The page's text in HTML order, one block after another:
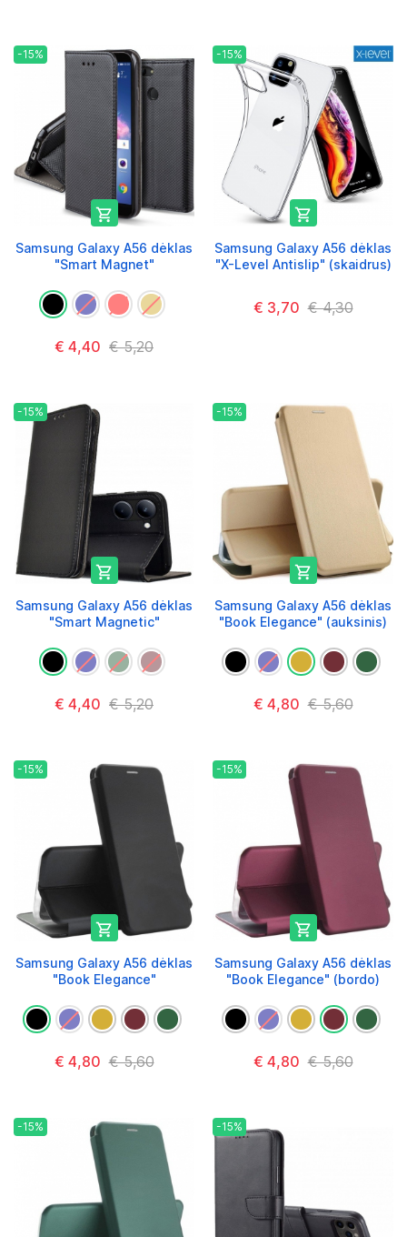
-15%

Samsung Galaxy A56 dėklas
"Smart Magnet"
€ 4,40 € 5,20
-15%

Samsung Galaxy A56 dėklas
"X-Level Antislip" (skaidrus)
€ 3,70 € 4,30
-15%

Samsung Galaxy A56 dėklas
"Smart Magnetic"
€ 4,40 € 5,20
-15%

Samsung Galaxy A56 dėklas
"Book Elegance" (auksinis)
€ 4,80 € 5,60
-15%

Samsung Galaxy A56 dėklas
"Book Elegance"
€ 4,80 € 5,60
-15%

Samsung Galaxy A56 dėklas
"Book Elegance" (bordo)
€ 4,80 € 5,60
-15% -15%